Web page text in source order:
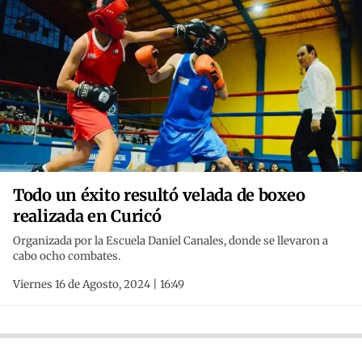
Todo un éxito resultó velada de boxeo
realizada en Curicó
Organizada por la Escuela Daniel Canales, donde se llevaron a
cabo ocho combates.
Viernes 16 de Agosto, 2024 | 16:49